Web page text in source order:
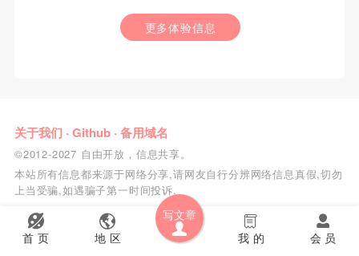
首 页 地 区
写文章
会 员
我 的
更多体验信息
关于我们 · Github· 备用域名
©2012-2027 自由开放，信息共享。
本站所有信息都来源于网络分享,请网友自行分辨网络信息真假,切勿
上当受骗,如遇骗子第一时间投诉.